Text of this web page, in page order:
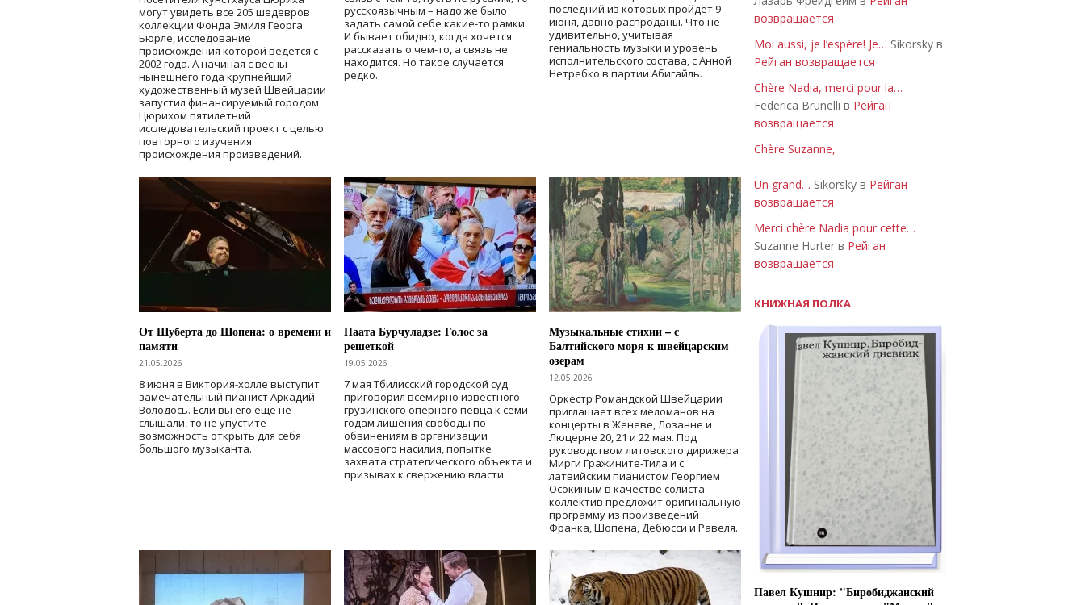
могут увидеть все 205 шедевров
коллекции Фонда Эмиля Георга
Бюрле, исследование
происхождения которой ведется с
2002 года. А начиная с весны
нынешнего года крупнейший
художественный музей Швейцарии
запустил финансируемый городом
Цюрихом пятилетний
исследовательский проект с целью
повторного изучения
происхождения произведений.
русскоязычным – надо же было
задать самой себе какие-то рамки.
И бывает обидно, когда хочется
рассказать о чем-то, а связь не
находится. Но такое случается
редко.
последний из которых пройдет 9
июня, давно распроданы. Что не
удивительно, учитывая
гениальность музыки и уровень
исполнительского состава, с Анной
Нетребко в партии Абигайль.
От Шуберта до Шопена: о времени и
памяти
21.05.2026
8 июня в Виктория-холле выступит
замечательный пианист Аркадий
Володось. Если вы его еще не
слышали, то не упустите
возможность открыть для себя
большого музыканта.
Паата Бурчуладзе: Голос за
решеткой
19.05.2026
7 мая Тбилисский городской суд
приговорил всемирно известного
грузинского оперного певца к семи
годам лишения свободы по
обвинениям в организации
массового насилия, попытке
захвата стратегического объекта и
призывах к свержению власти.
Музыкальные стихии – с
Балтийского моря к швейцарским
озерам
12.05.2026
Оркестр Романдской Швейцарии
приглашает всех меломанов на
концерты в Женеве, Лозанне и
Люцерне 20, 21 и 22 мая. Под
руководством литовского дирижера
Мирги Гражините-Тила и с
латвийским пианистом Георгием
Осокиным в качестве солиста
коллектив предложит оригинальную
программу из произведений
Франка, Шопена, Дебюсси и Равеля.
возвращается
Moi aussi, je l’espère! Je… Sikorsky в
Рейган возвращается
Chère Nadia, merci pour la…
Federica Brunelli в Рейган
возвращается
Chère Suzanne,
Un grand… Sikorsky в Рейган
возвращается
Merci chère Nadia pour cette…
Suzanne Hurter в Рейган
возвращается
КНИЖНАЯ ПОЛКА
Павел Кушнир: "Биробиджанский